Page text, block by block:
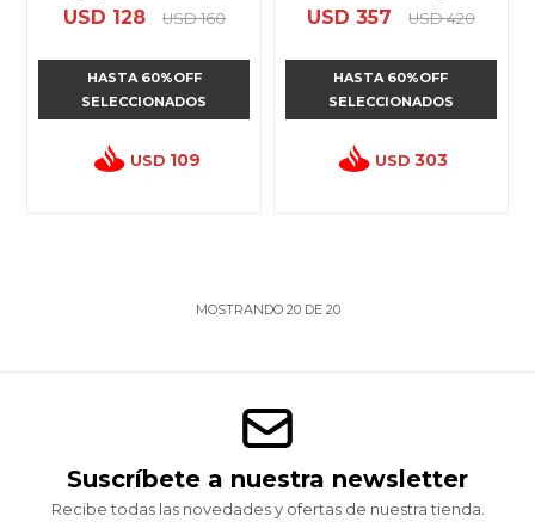
USD 128 USD 160
HASTA 60%OFF
SELECCIONADOS
USD 109
USD 357 USD 420
HASTA 60%OFF
SELECCIONADOS
USD 303
MOSTRANDO 20DE 20
Suscríbete a nuestra newsletter
Recibe todas las novedades y ofertas de nuestra tienda.